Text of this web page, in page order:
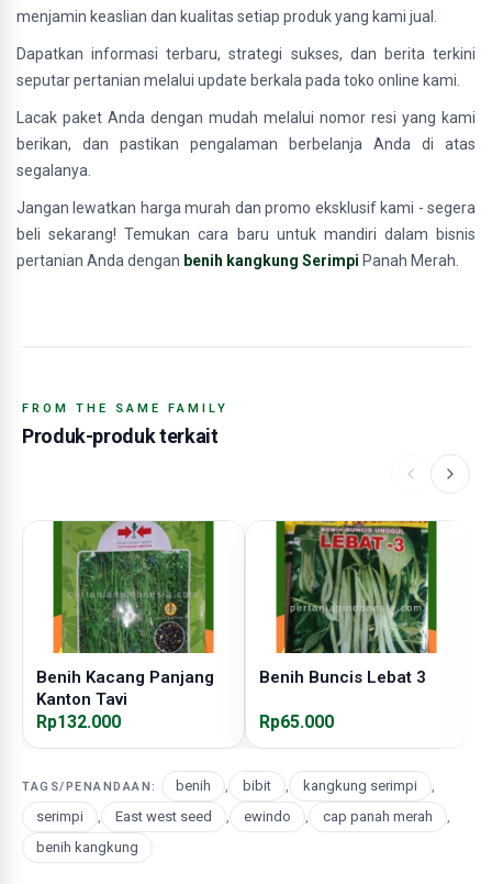
menjamin keaslian dan kualitas setiap produk yang kami jual.
Dapatkan informasi terbaru, strategi sukses, dan berita terkini
seputar pertanian melalui update berkala pada toko online kami.
Lacak paket Anda dengan mudah melalui nomor resi yang kami
berikan, dan pastikan pengalaman berbelanja Anda di atas
segalanya.
Jangan lewatkan harga murah dan promo eksklusif kami - segera
beli sekarang! Temukan cara baru untuk mandiri dalam bisnis
pertanian Anda dengan benih kangkung Serimpi Panah Merah.
FROM THE SAME FAMILY
Produk-produk terkait
Benih Kacang Panjang
Kanton Tavi
Rp132.000
Benih Buncis Lebat 3
Rp65.000
TAGS/PENANDAAN: benih , bibit , kangkung serimpi
,
serimpi
, East west seed , ewindo , cap panah merah
,
benih kangkung